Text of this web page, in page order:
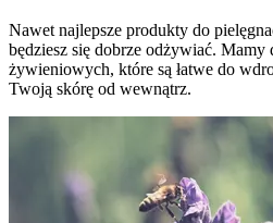
Nawet najlepsze produkty do
będziesz się dobrze odżywiać. Mamy
żywieniowych, które są łatwe do
Twoją skórę od wewnątrz.